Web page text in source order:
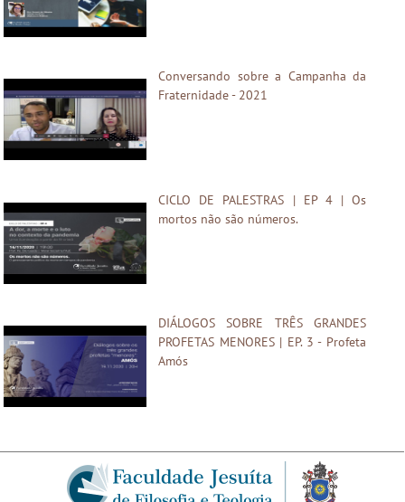
Conversando sobre a Campanha da
Fraternidade - 2021
CICLO DE PALESTRAS | EP 4 | Os
mortos não são números.
DIÁLOGOS SOBRE TRÊS GRANDES
PROFETAS MENORES | EP. 3 - Profeta
Amós